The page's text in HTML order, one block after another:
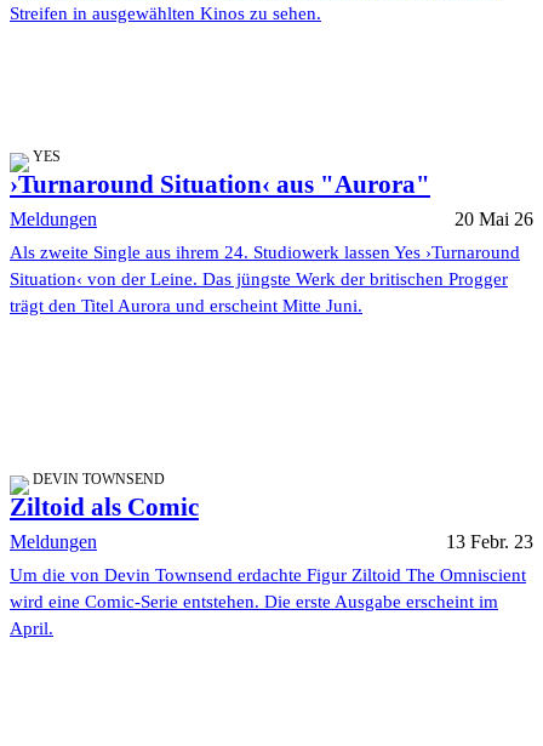
Streifen in ausgewählten Kinos zu sehen.
YES
›Turnaround Situation‹ aus "Aurora"
Meldungen 20 Mai 26
Als zweite Single aus ihrem 24. Studiowerk lassen Yes ›Turnaround
Situation‹ von der Leine. Das jüngste Werk der britischen Progger
trägt den Titel Aurora und erscheint Mitte Juni.
DEVIN TOWNSEND
Ziltoid als Comic
Meldungen 13 Febr. 23
Um die von Devin Townsend erdachte Figur Ziltoid The Omniscient
wird eine Comic-Serie entstehen. Die erste Ausgabe erscheint im
April.